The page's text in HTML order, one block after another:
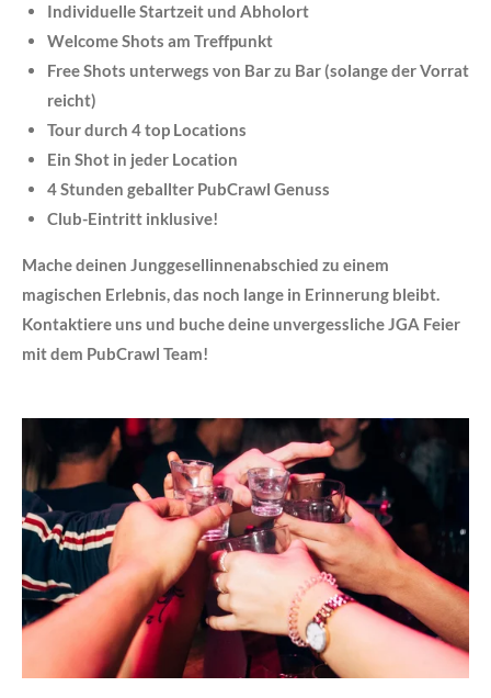
Individuelle Startzeit und Abholort
Welcome Shots am Treffpunkt
Free Shots unterwegs von Bar zu Bar (solange der Vorrat
reicht)
Tour durch 4 top Locations
Ein Shot in jeder Location
4 Stunden geballter PubCrawl Genuss
Club-Eintritt inklusive!
Mache deinen Junggesellinnenabschied zu einem
magischen Erlebnis, das noch lange in Erinnerung bleibt.
Kontaktiere uns und buche deine unvergessliche JGA Feier
mit dem PubCrawl Team!